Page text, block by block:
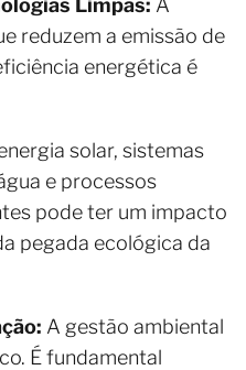
reduzem a emissão de
energética é
solar, sistemas
e processos
pode ter um impacto
pegada ecológica da
A gestão ambiental
É fundamental